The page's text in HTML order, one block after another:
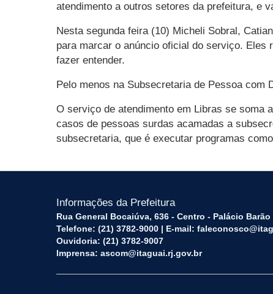
atendimento a outros setores da prefeitura, e
Nesta segunda feira (10) Micheli Sobral,
para marcar o anúncio oficial do serviço. Eles
fazer entender.
Pelo menos na Subsecretaria de Pessoa
O serviço de atendimento em Libras se soma
casos de pessoas surdas acamadas a
subsecretaria, que é executar programas
Informações da Prefeitura
Rua General Bocaiúva, 636 - Centro - Palácio
Telefone: (21) 3782-9000 | E-mail:
Ouvidoria: (21) 3782-9007
Imprensa: ascom@itaguai.rj.gov.br